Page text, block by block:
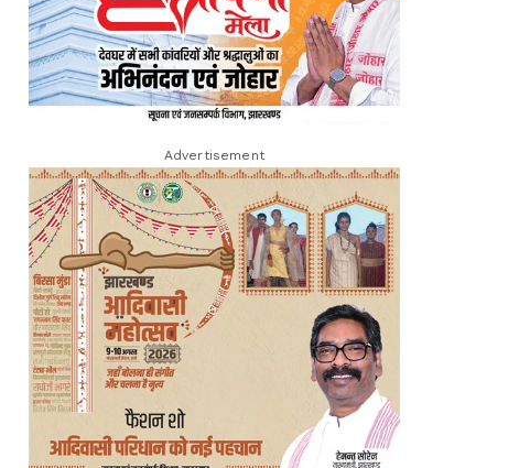
Advertisement